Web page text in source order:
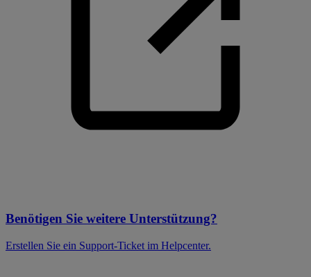
Benötigen Sie weitere Unterstützung?
Erstellen Sie ein Support-Ticket im Helpcenter.